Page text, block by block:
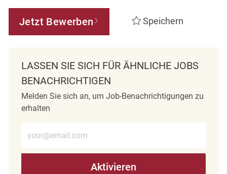
Jetzt Bewerben Speichern
LASSEN SIE SICH FÜR ÄHNLICHE JOBS
BENACHRICHTIGEN
Melden Sie sich an, um Job-Benachrichtigungen zu
erhalten
Aktivieren